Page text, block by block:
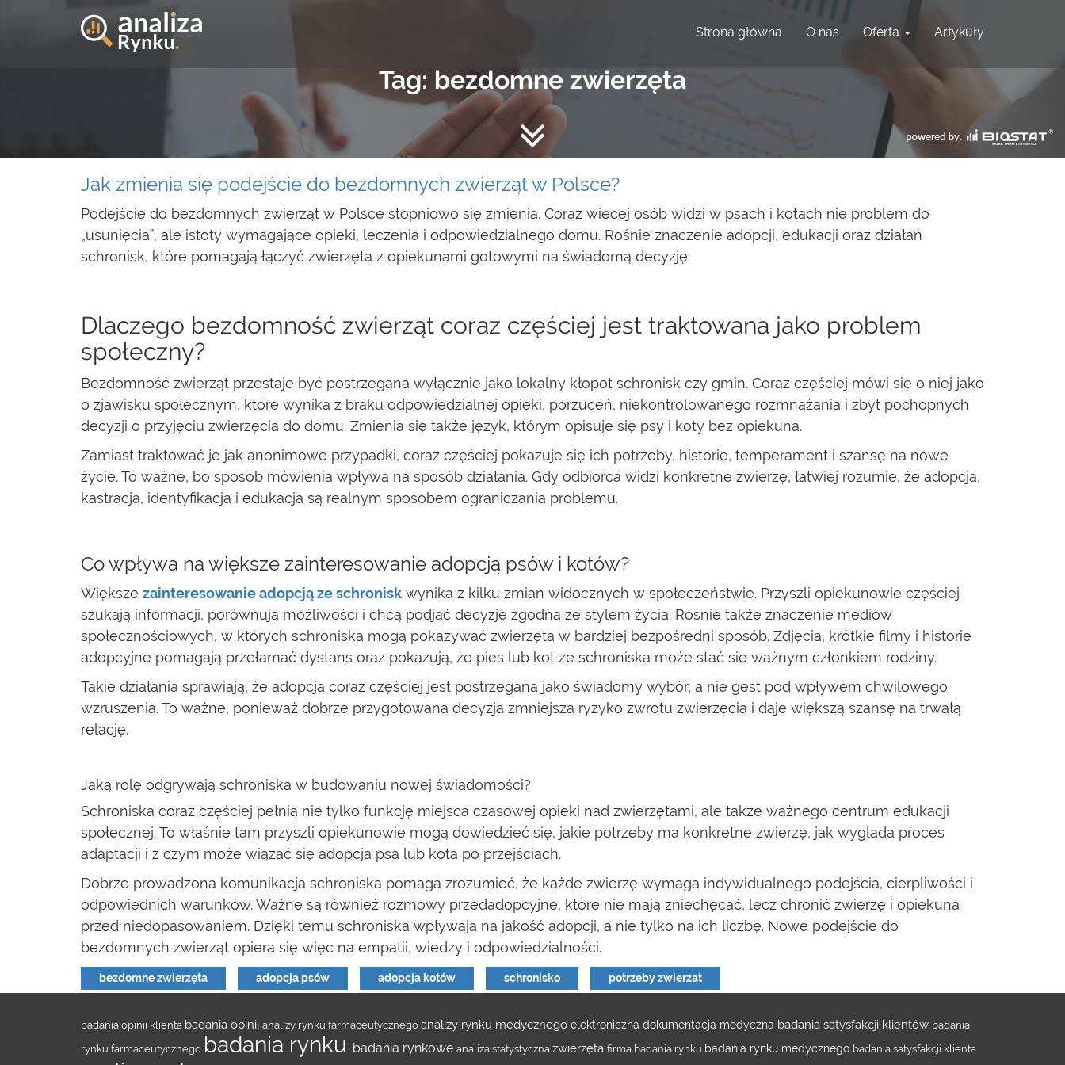
Strona główna O nas Oferta Artykuły
Tag: bezdomne zwierzęta
Jak zmienia się podejście do bezdomnych zwierząt w Polsce?
Podejście do bezdomnych zwierząt w Polsce stopniowo się zmienia. Coraz więcej osób widzi w psach i kotach nie problem do
„usunięcia”, ale istoty wymagające opieki, leczenia i odpowiedzialnego domu. Rośnie znaczenie adopcji, edukacji oraz działań
schronisk, które pomagają łączyć zwierzęta z opiekunami gotowymi na świadomą decyzję.
Dlaczego bezdomność zwierząt coraz częściej jest traktowana jako problem
społeczny?
Bezdomność zwierząt przestaje być postrzegana wyłącznie jako lokalny kłopot schronisk czy gmin. Coraz częściej mówi się o niej jako
o zjawisku społecznym, które wynika z braku odpowiedzialnej opieki, porzuceń, niekontrolowanego rozmnażania i zbyt pochopnych
decyzji o przyjęciu zwierzęcia do domu. Zmienia się także język, którym opisuje się psy i koty bez opiekuna.
Zamiast traktować je jak anonimowe przypadki, coraz częściej pokazuje się ich potrzeby, historię, temperament i szansę na nowe
życie. To ważne, bo sposób mówienia wpływa na sposób działania. Gdy odbiorca widzi konkretne zwierzę, łatwiej rozumie, że adopcja,
kastracja, identyfikacja i edukacja są realnym sposobem ograniczania problemu.
Co wpływa na większe zainteresowanie adopcją psów i kotów?
Większe zainteresowanie adopcją ze schronisk wynika z kilku zmian widocznych w społeczeństwie. Przyszli opiekunowie częściej
szukają informacji, porównują możliwości i chcą podjąć decyzję zgodną ze stylem życia. Rośnie także znaczenie mediów
społecznościowych, w których schroniska mogą pokazywać zwierzęta w bardziej bezpośredni sposób. Zdjęcia, krótkie filmy i historie
adopcyjne pomagają przełamać dystans oraz pokazują, że pies lub kot ze schroniska może stać się ważnym członkiem rodziny.
Takie działania sprawiają, że adopcja coraz częściej jest postrzegana jako świadomy wybór, a nie gest pod wpływem chwilowego
wzruszenia. To ważne, ponieważ dobrze przygotowana decyzja zmniejsza ryzyko zwrotu zwierzęcia i daje większą szansę na trwałą
relację.
Jaką rolę odgrywają schroniska w budowaniu nowej świadomości?
Schroniska coraz częściej pełnią nie tylko funkcję miejsca czasowej opieki nad zwierzętami, ale także ważnego centrum edukacji
społecznej. To właśnie tam przyszli opiekunowie mogą dowiedzieć się, jakie potrzeby ma konkretne zwierzę, jak wygląda proces
adaptacji i z czym może wiązać się adopcja psa lub kota po przejściach.
Dobrze prowadzona komunikacja schroniska pomaga zrozumieć, że każde zwierzę wymaga indywidualnego podejścia, cierpliwości i
odpowiednich warunków. Ważne są również rozmowy przedadopcyjne, które nie mają zniechęcać, lecz chronić zwierzę i opiekuna
przed niedopasowaniem. Dzięki temu schroniska wpływają na jakość adopcji, a nie tylko na ich liczbę. Nowe podejście do
bezdomnych zwierząt opiera się więc na empatii, wiedzy i odpowiedzialności.
bezdomne zwierzęta adopcja psów adopcja kotów schronisko potrzeby zwierząt
badania opinii klienta badania opinii analizy rynku farmaceutycznegoanalizy rynku medycznego elektroniczna dokumentacja medyczna badania satysfakcji klientów badania
rynku farmaceutycznego badania rynku badania rynkowe analiza statystycznazwierzęta firma badania rynku badania rynku medycznego badania satysfakcji klienta